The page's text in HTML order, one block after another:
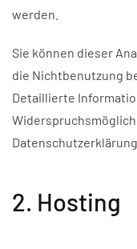
werden.
Sie können dieser
die Nichtbenutzung
Detaillierte
Datenschutzerklärung.
2. Hosting